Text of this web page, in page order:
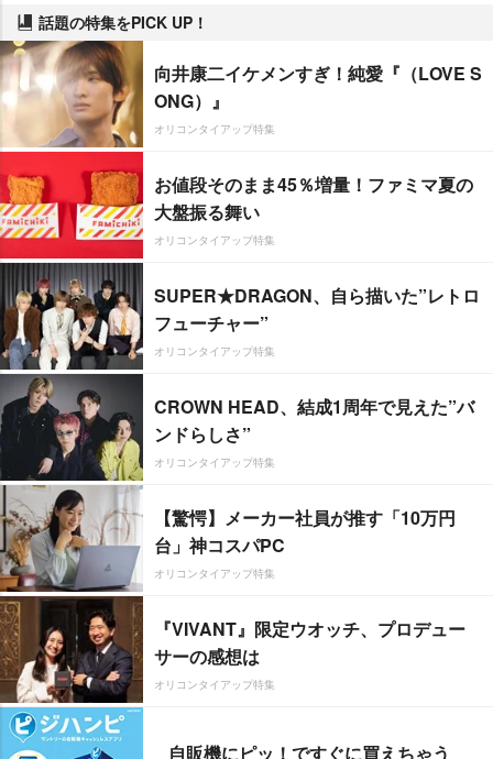
話題の特集をPICK UP！
向井康二イケメンすぎ！純愛『（LOVE S
ONG）』
オリコンタイアップ特集
お値段そのまま45％増量！ファミマ夏の
大盤振る舞い
オリコンタイアップ特集
SUPER★DRAGON、自ら描いた”レトロ
フューチャー”
オリコンタイアップ特集
CROWN HEAD、結成1周年で見えた”バ
ンドらしさ”
オリコンタイアップ特集
【驚愕】メーカー社員が推す「10万円
台」神コスパPC
オリコンタイアップ特集
『VIVANT』限定ウオッチ、プロデュー
サーの感想は
オリコンタイアップ特集
自販機にピッ！ですぐに買えちゃう